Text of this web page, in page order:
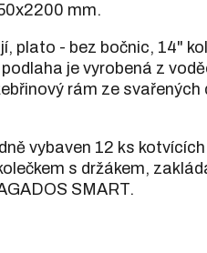
mm.
plato - bez bočnic, 14"
je vyrobená z
rám ze svařených
vybaven 12 ks
s držákem,
SMART.